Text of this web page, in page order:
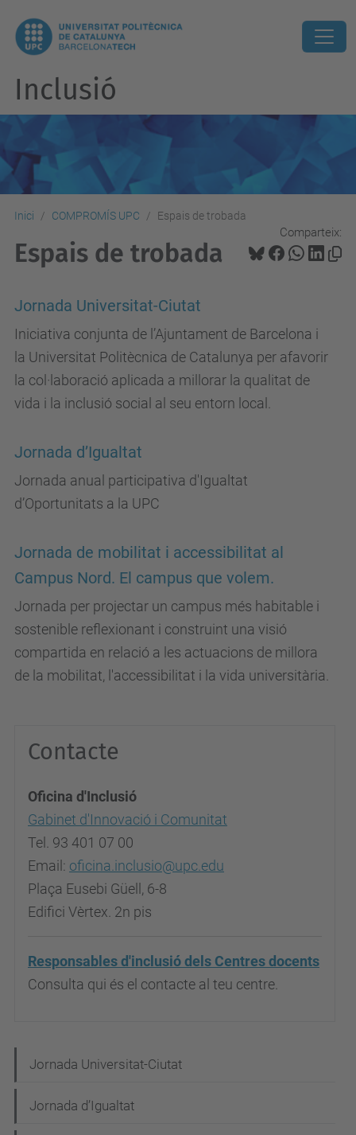
Inclusió
Inici COMPROMÍS UPC Espais de trobada
Comparteix:
Espais de trobada
Jornada Universitat-Ciutat
Iniciativa conjunta de l’Ajuntament de Barcelona i
la Universitat Politècnica de Catalunya per afavorir
la col·laboració aplicada a millorar la qualitat de
vida i la inclusió social al seu entorn local.
Jornada d’Igualtat
Jornada anual participativa d'Igualtat
d’Oportunitats a la UPC
Jornada de mobilitat i accessibilitat al
Campus Nord. El campus que volem.
Jornada per projectar un campus més habitable i
sostenible reflexionant i construint una visió
compartida en relació a les actuacions de millora
de la mobilitat, l'accessibilitat i la vida universitària.
Contacte
Oficina d'Inclusió
Gabinet d'Innovació i Comunitat
Tel. 93 401 07 00
Email: oficina.inclusio@upc.edu
Plaça Eusebi Güell, 6-8
Edifici Vèrtex. 2n pis
Responsables d'inclusió dels Centres docents
Consulta qui és el contacte al teu centre.
a
v
Jornada Universitat-Ciutat
Jornada d’Igualtat